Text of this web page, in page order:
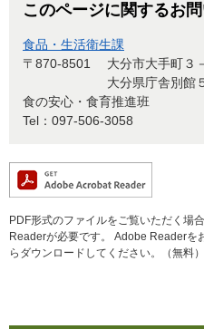
このページに関するお
食品・生活衛生課
〒870-8501
大分市大手町３
大分県庁舎別館
食の安心・食育推進班
Tel：097-506-3058
PDF形式のファイルをご覧いただく場
Readerが必要です。
Adobe Readerを
らダウンロードしてください。（無料）